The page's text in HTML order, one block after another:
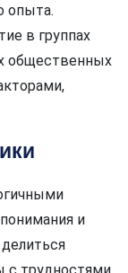
опыта.
в группах
общественных
и
трудностями,